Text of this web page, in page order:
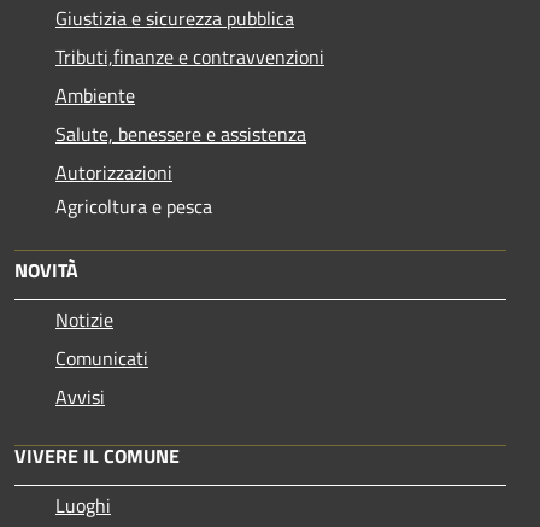
Giustizia e sicurezza pubblica
Tributi,finanze e contravvenzioni
Ambiente
Salute, benessere e assistenza
Autorizzazioni
Agricoltura e pesca
NOVITÀ
Notizie
Comunicati
Avvisi
VIVERE IL COMUNE
Luoghi